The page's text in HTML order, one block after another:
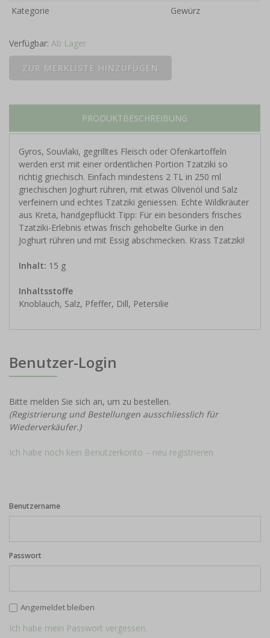
Kategorie
Gewürz
Verfügbar: Ab Lager
PRODUKTBESCHREIBUNG
Gyros, Souvlaki, gegrilltes Fleisch oder Ofenkartoffeln
werden erst mit einer ordentlichen Portion Tzatziki so
richtig griechisch. Einfach mindestens 2 TL in 250 ml
griechischen Joghurt rühren, mit etwas Olivenöl und Salz
verfeinern und echtes Tzatziki geniessen. Echte Wildkräuter
aus Kreta, handgepflückt Tipp: Für ein besonders frisches
Tzatziki-Erlebnis etwas frisch gehobelte Gurke in den
Joghurt rühren und mit Essig abschmecken. Krass Tzatziki!
Inhalt: 15 g
Inhaltsstoffe
Knoblauch, Salz, Pfeffer, Dill, Petersilie
Benutzer-Login
Bitte melden Sie sich an, um zu bestellen.
(Registrierung und Bestellungen ausschliesslich für
Wiederverkäufer.)
Ich habe noch kein Benutzerkonto – neu registrieren
Benutzername
Passwort
Angemeldet bleiben
Ich habe mein Passwort vergessen.